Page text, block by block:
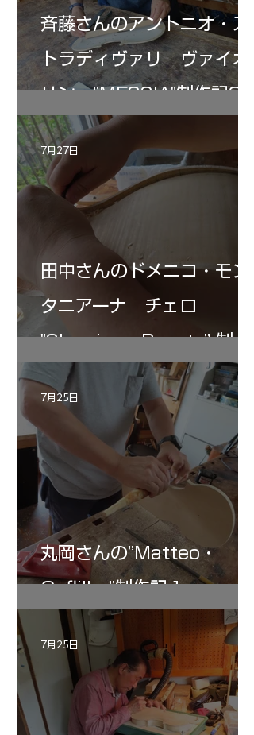
斉藤さんのアントニオ・ス
トラディヴァリ ヴァイオ
リン ”MESSIA"制作記33
田中さんのドメニコ・モン
タニアーナ チェロ
"Sleeping・Beauty” 制作
記 30
7月27日
丸岡さんの”Matteo・
Gofliller”制作記１
7月25日
7月25日